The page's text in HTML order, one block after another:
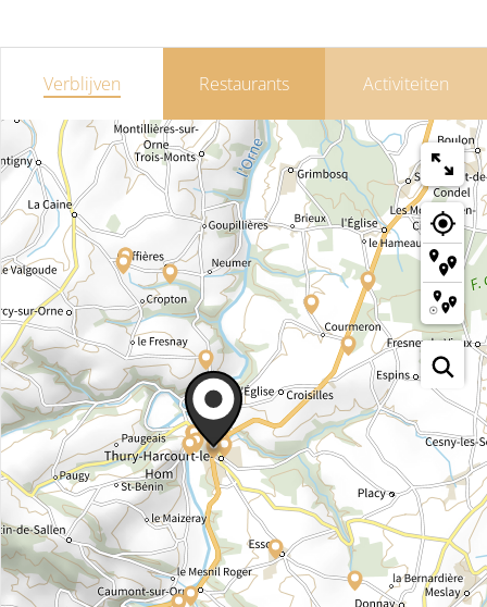
Verblijven Restaurants Activiteiten